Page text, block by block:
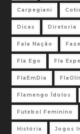
Carpegiani
Dicas Diretoria
Fala Nação
Fla Ego Fla
FlaEmDia
Flamengo Ídolos
Futebol Feminino
História Jogos